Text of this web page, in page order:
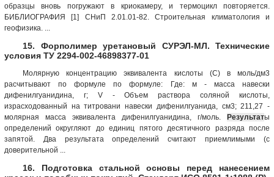
образцы вновь погружают в криокамеру, и термоцикл повторяется.
БИБЛИОГРАФИЯ [1] СНиП 2.01.01-82. Строительная климатология и
геофизика. ...
15. Форполимер уретановый СУРЭЛ-МЛ. Технические
условия ТУ 2294-002-46898377-01
Молярную концентрацию эквивалента кислоты (С) в моль/дм3
расчитывают по формуле по формуле: Где: м - масса навески
дифенилгуанидина, г; V - Объем раствора соляной кислоты,
израсходованный на титровани навески дифенилгуанида, см3; 211,27 -
молярная масса эквивалента дифенилгуанидина, г/моль. Результаты
определений округляют до единиц пятого десятичного разряда после
запятой. Два результата определений считают приемлимыми (с
доверительной ...
16. Подготовка стальной основы перед нанесением